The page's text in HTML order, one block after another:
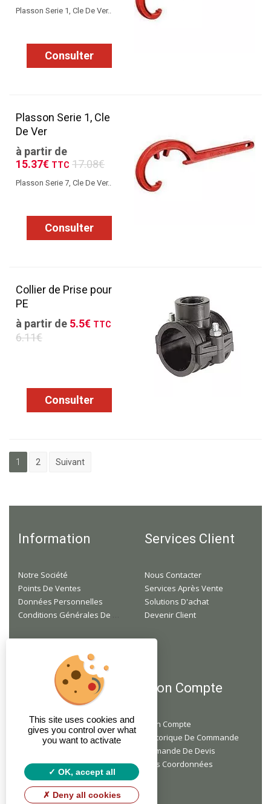
Plasson Serie 1, Cle De Ver..
Consulter
Plasson Serie 1, Cle
De Ver
à partir de
15.37€ TTC 17.08€
Plasson Serie 7, Cle De Ver..
Consulter
Collier de Prise pour
PE
à partir de 5.5€ TTC
6.11€
Consulter
1 2 Suivant
Information
Notre Société
Points De Ventes
Données Personnelles
Services Client
Nous Contacter
Services Après Vente
Solutions D'achat
Devenir Client
Je Suis Professionnel, Mais Je N'ai Pas Encore De Compte, Comment Faire ?
Je Ne Suis Pas Un Professionnel, Puis-Je Acheter Du Matériel Chez Vous ?
Mon Compte
Mon Compte
Historique De Commande
Demande De Devis
Mes Coordonnées
This site uses cookies and
gives you control over what
you want to activate
OK, accept all
Deny all cookies